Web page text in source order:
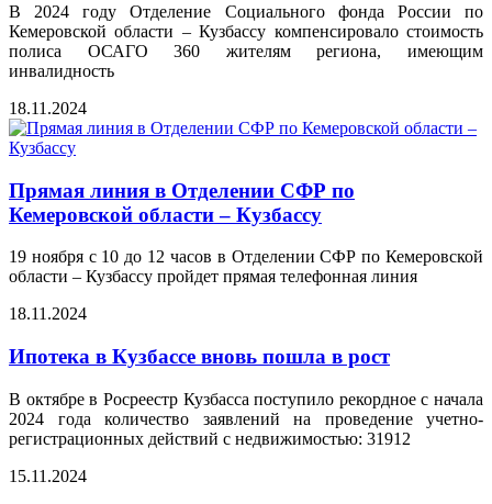
В 2024 году Отделение Социального фонда России по
Кемеровской области – Кузбассу компенсировало стоимость
полиса ОСАГО 360 жителям региона, имеющим
инвалидность
18.11.2024
Прямая линия в Отделении СФР по
Кемеровской области – Кузбассу
19 ноября с 10 до 12 часов в Отделении СФР по Кемеровской
области – Кузбассу пройдет прямая телефонная линия
18.11.2024
Ипотека в Кузбассе вновь пошла в рост
В октябре в Росреестр Кузбасса поступило рекордное с начала
2024 года количество заявлений на проведение учетно-
регистрационных действий с недвижимостью: 31912
15.11.2024